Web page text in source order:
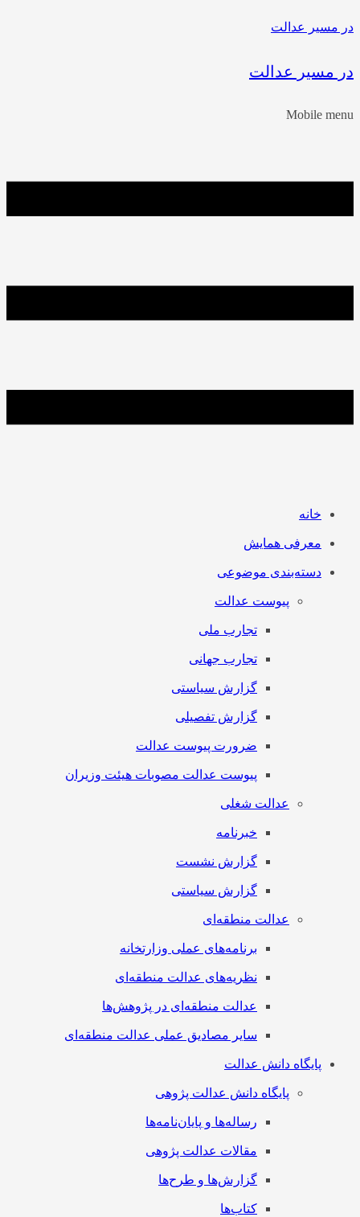
عدالت
مسیر عدالت
Mobile
خانه
معرفی همایش
دسته‌بندی موضوعی
پیوست عدالت
تجارب ملی
تجارب جهانی
گزارش سیاستی
گزارش تفصیلی
ضرورت پیوست عدالت
پیوست عدالت مصوبات هیئت وزیران
عدالت شغلی
خبرنامه
گزارش نشست
گزارش سیاستی
عدالت منطقه‌ای
برنامه‌های عملی وزارتخانه
نظریه‌های عدالت منطقه‌ای
عدالت منطقه‌ای در پژوهش‌ها
سایر مصادیق عملی عدالت منطقه‌ای
پایگاه دانش عدالت
پایگاه دانش عدالت پژوهی
رساله‌ها و پایان‌نامه‌ها
مقالات عدالت پژوهی
گزارش‌ها و طرح‌ها
کتاب‌ها